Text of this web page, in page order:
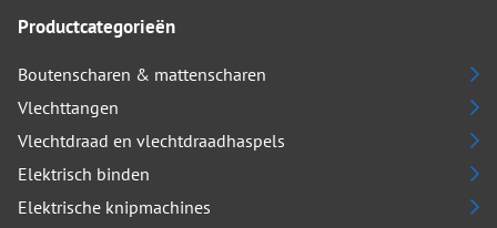
Productcategorieën
Boutenscharen & mattenscharen
Vlechttangen
Vlechtdraad en vlechtdraadhaspels
Elektrisch binden
Elektrische knipmachines